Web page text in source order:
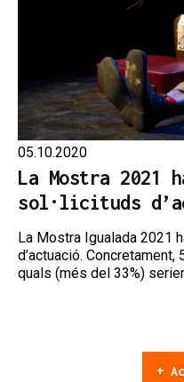
05.10.2020
La Mostra 2021
sol·licituds
La Mostra Igualada 2021
d’actuació.
quals (més del 33%)
+